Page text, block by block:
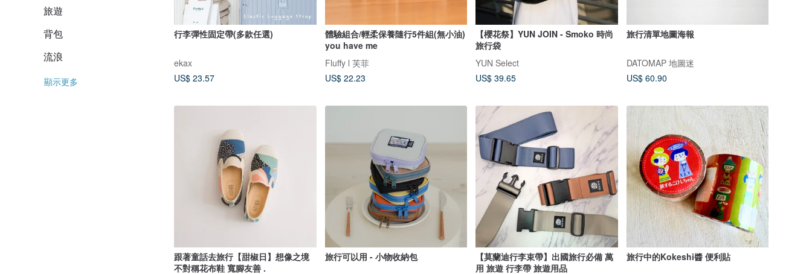
旅遊
背包
流浪
顯示更多
行李彈性固定帶(多款任選)
ekax
US$ 23.57
體驗組合/輕柔保養隨行5件組(無小油)
you have me
Fluffy l 芙菲
US$ 22.23
【櫻花祭】YUN JOIN - Smoko 時尚
旅行袋
YUN Select
US$ 39.65
旅行清單地圖海報
DATOMAP 地圖迷
US$ 60.90
跟著童話去旅行【甜椒日】想像之境
不對稱花布鞋 寬腳友善 .
旅行可以用 - 小物收納包
【莫蘭迪行李束帶】出國旅行必備 萬
用 旅遊 行李帶 旅遊用品
旅行中的Kokeshi醬 便利貼